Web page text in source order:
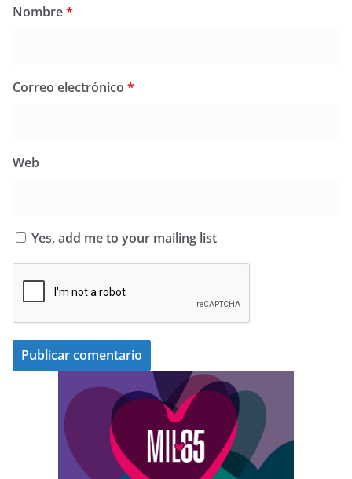
Nombre*
Correo electrónico *
Web
Yes, add me to your mailing list